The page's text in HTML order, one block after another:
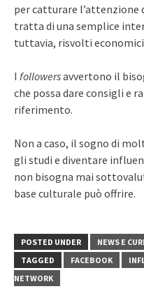
per catturare l’attenzione
tratta di una semplice
tuttavia, risvolti
I followersavvertono il
che possa dare consigli e
riferimento.
Non a caso, il sogno di
gli studi e diventare
non bisogna mai
base culturale può offrire.
POSTED UNDER
NEWS E
TAGGED
FACEBOOK
NETWORK